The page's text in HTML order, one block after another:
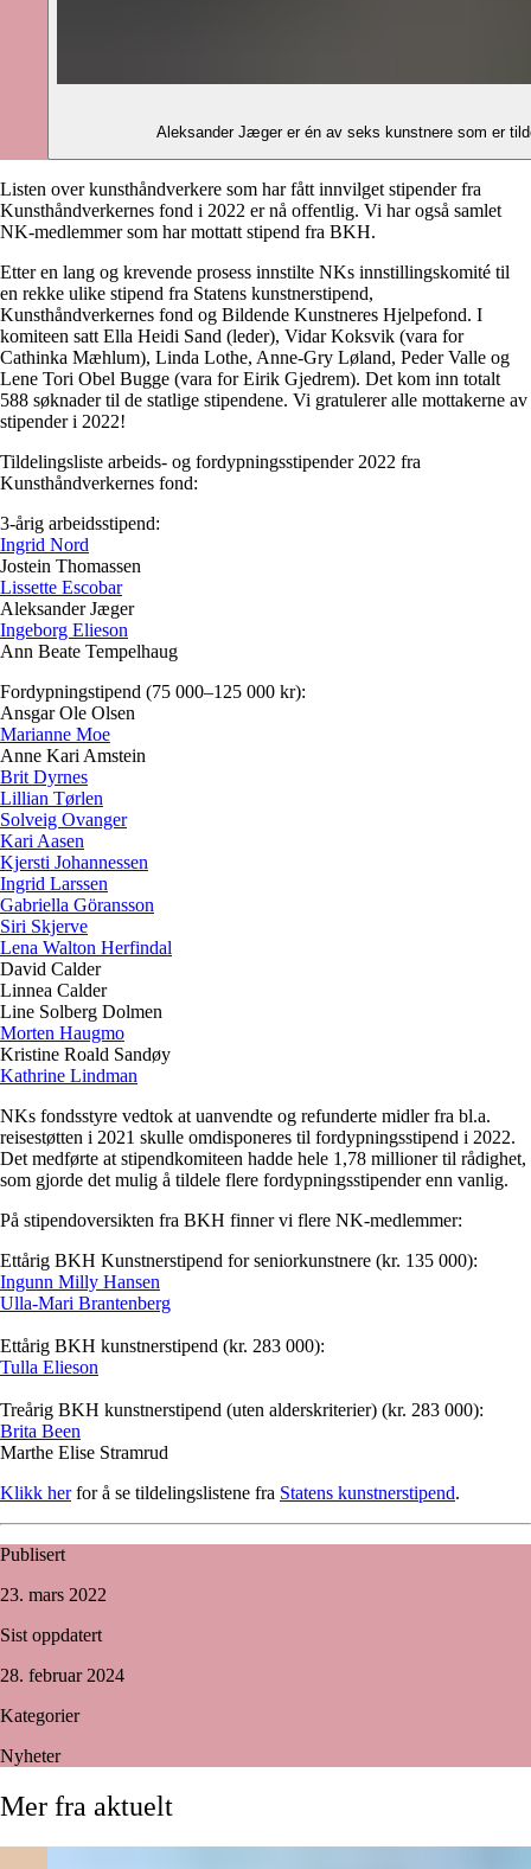
Listen over kunsthåndverkere som har fått innvilget stipender fra
Kunsthåndverkernes fond i 2022 er nå offentlig. Vi har også samlet
NK-medlemmer som har mottatt stipend fra BKH.
Etter en lang og krevende prosess innstilte NKs innstillingskomité til
en rekke ulike stipend fra Statens kunstnerstipend,
Kunsthåndverkernes fond og Bildende Kunstneres Hjelpefond. I
komiteen satt Ella Heidi Sand (leder), Vidar Koksvik (vara for
Cathinka Mæhlum), Linda Lothe, Anne-Gry Løland, Peder Valle og
Lene Tori Obel Bugge (vara for Eirik Gjedrem). Det kom inn totalt
588 søknader til de statlige stipendene. Vi gratulerer alle mottakerne av
stipender i 2022!
Tildelingsliste arbeids- og fordypningsstipender 2022 fra
Kunsthåndverkernes fond:
3-årig arbeidsstipend:
Ingrid Nord
Jostein Thomassen
Lissette Escobar
Aleksander Jæger
Ingeborg Elieson
Ann Beate Tempelhaug
Fordypningstipend (75 000–125 000 kr):
Ansgar Ole Olsen
Marianne Moe
Anne Kari Amstein
Brit Dyrnes
Lillian Tørlen
Solveig Ovanger
Kari Aasen
Kjersti Johannessen
Ingrid Larssen
Gabriella Göransson
Siri Skjerve
Lena Walton Herfindal
David Calder
Linnea Calder
Line Solberg Dolmen
Morten Haugmo
Kristine Roald Sandøy
Kathrine Lindman
NKs fondsstyre vedtok at uanvendte og refunderte midler fra bl.a.
reisestøtten i 2021 skulle omdisponeres til fordypningsstipend i 2022.
Det medførte at stipendkomiteen hadde hele 1,78 millioner til rådighet,
som gjorde det mulig å tildele flere fordypningsstipender enn vanlig.
På stipendoversikten fra BKH finner vi flere NK-medlemmer:
Ettårig BKH Kunstnerstipend for seniorkunstnere (kr. 135 000):
Ingunn Milly Hansen
Ulla-Mari Brantenberg
Ettårig BKH kunstnerstipend (kr. 283 000):
Tulla Elieson
Treårig BKH kunstnerstipend (uten alderskriterier) (kr. 283 000):
Brita Been
Marthe Elise Stramrud
Klikk herfor å se tildelingslistene fra Statens kunstnerstipend.
Publisert
23. mars 2022
Sist oppdatert
28. februar 2024
Kategorier
Nyheter
Mer fra aktuelt